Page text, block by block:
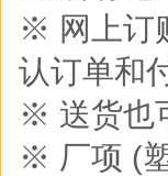
※ 网上订
认订单和
※ 送货也
※ 厂项 (